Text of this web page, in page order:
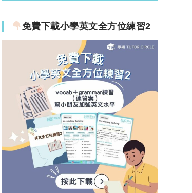
免費下載小學英文全方位練習2